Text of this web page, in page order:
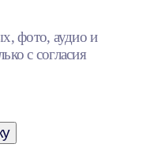
фото, аудио и
с согласия